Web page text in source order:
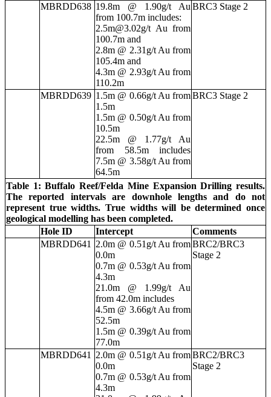
MBRDD638 19.8m @ 1.90g/t Au
from 100.7m includes:
2.5m@3.02g/t Au from
100.7m and
2.8m @ 2.31g/t Au from
105.4m and
4.3m @ 2.93g/t Au from
110.2m
BRC3 Stage 2
MBRDD639 1.5m @ 0.66g/t Au from
1.5m
1.5m @ 0.50g/t Au from
10.5m
22.5m @ 1.77g/t Au
from 58.5m includes
7.5m @ 3.58g/t Au from
64.5m
BRC3 Stage 2
Table 1: Buffalo Reef/Felda Mine Expansion Drilling results.
The reported intervals are downhole lengths and do not
represent true widths. True widths will be determined once
geological modelling has been completed.
Hole ID
Intercept
Comments
MBRDD641
2.0m @ 0.51g/t Au from
0.0m
0.7m @ 0.53g/t Au from
4.3m
21.0m @ 1.99g/t Au
from 42.0m includes
4.5m @ 3.66g/t Au from
52.5m
1.5m @ 0.39g/t Au from
77.0m
BRC2/BRC3
Stage 2
MBRDD641
2.0m @ 0.51g/t Au from
0.0m
0.7m @ 0.53g/t Au from
4.3m
BRC2/BRC3
Stage 2